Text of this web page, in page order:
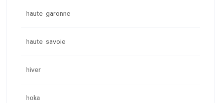
haute garonne
haute savoie
hiver
hoka